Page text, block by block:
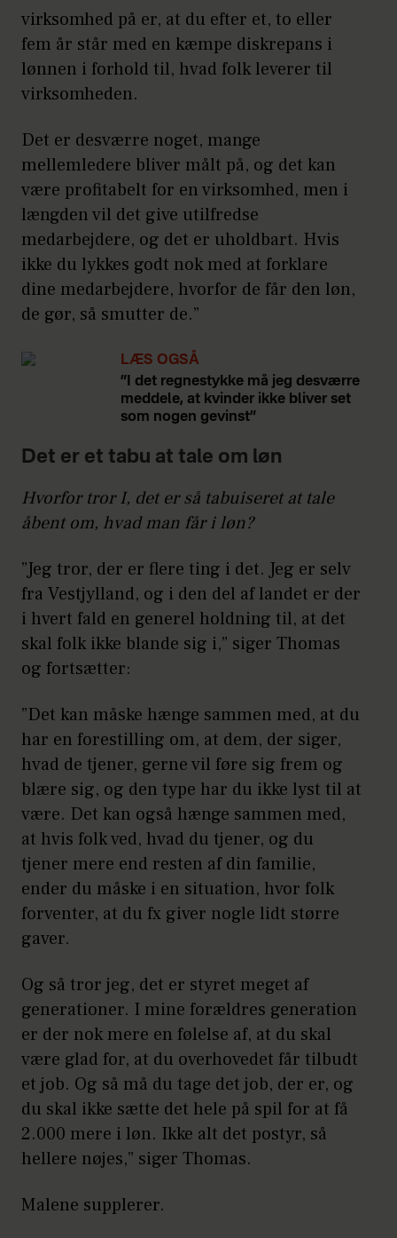
virksomhed på er, at du efter et, to eller
fem år står med en kæmpe diskrepans i
lønnen i forhold til, hvad folk leverer til
virksomheden.
Det er desværre noget, mange
mellemledere bliver målt på, og det kan
være profitabelt for en virksomhed, men i
længden vil det give utilfredse
medarbejdere, og det er uholdbart. Hvis
ikke du lykkes godt nok med at forklare
dine medarbejdere, hvorfor de får den løn,
de gør, så smutter de.”
LÆS OGSÅ
”I det regnestykke må jeg desværre
meddele, at kvinder ikke bliver set
som nogen gevinst”
Det er et tabu at tale om løn
Hvorfor tror I, det er så tabuiseret at tale
åbent om, hvad man får i løn?
”Jeg tror, der er flere ting i det. Jeg er selv
fra Vestjylland, og i den del af landet er der
i hvert fald en generel holdning til, at det
skal folk ikke blande sig i,” siger Thomas
og fortsætter:
”Det kan måske hænge sammen med, at du
har en forestilling om, at dem, der siger,
hvad de tjener, gerne vil føre sig frem og
blære sig, og den type har du ikke lyst til at
være. Det kan også hænge sammen med,
at hvis folk ved, hvad du tjener, og du
tjener mere end resten af din familie,
ender du måske i en situation, hvor folk
forventer, at du fx giver nogle lidt større
gaver.
Og så tror jeg, det er styret meget af
generationer. I mine forældres generation
er der nok mere en følelse af, at du skal
være glad for, at du overhovedet får tilbudt
et job. Og så må du tage det job, der er, og
du skal ikke sætte det hele på spil for at få
2.000 mere i løn. Ikke alt det postyr, så
hellere nøjes,” siger Thomas.
Malene supplerer.